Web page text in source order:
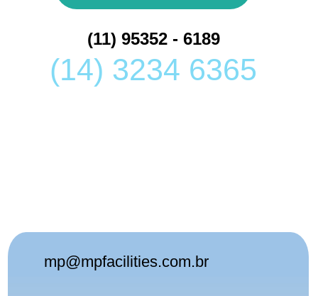
(11) 95352 - 6189
(14) 3234 6365
mp@mpfacilities.com.br